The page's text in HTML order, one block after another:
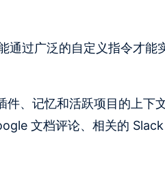
通过广泛的自定义指令才能
件、记忆和活跃项目的上下
文档评论、相关的